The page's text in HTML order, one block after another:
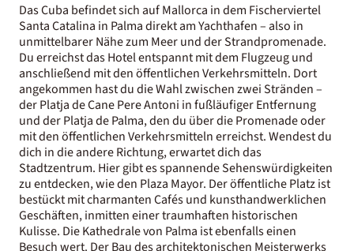
Das Cuba befindet sich auf Mallorca in dem Fischerviertel
Santa Catalina in Palma direkt am Yachthafen – also in
unmittelbarer Nähe zum Meer und der Strandpromenade.
Du erreichst das Hotel entspannt mit dem Flugzeug und
anschließend mit den öffentlichen Verkehrsmitteln. Dort
angekommen hast du die Wahl zwischen zwei Stränden –
der Platja de Cane Pere Antoni in fußläufiger Entfernung
und der Platja de Palma, den du über die Promenade oder
mit den öffentlichen Verkehrsmitteln erreichst. Wendest du
dich in die andere Richtung, erwartet dich das
Stadtzentrum. Hier gibt es spannende Sehenswürdigkeiten
zu entdecken, wie den Plaza Mayor. Der öffentliche Platz ist
bestückt mit charmanten Cafés und kunsthandwerklichen
Geschäften, inmitten einer traumhaften historischen
Kulisse. Die Kathedrale von Palma ist ebenfalls einen
Besuch wert. Der Bau des architektonischen Meisterwerks